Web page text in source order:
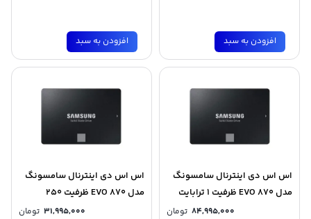
افزودن به سبد افزودن به سبد
اس اس دی اینترنال سامسونگ
مدل 870 EVO ظرفیت 1 ترابایت
84,995,000 تومان
اس اس دی اینترنال سامسونگ
مدل 870 EVO ظرفیت 250
31,995,000 تومان